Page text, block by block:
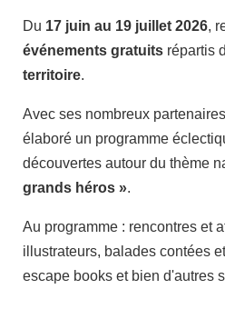
Du 17 juin au 19 juillet 2026,
événements gratuits répartis
territoire.
Avec ses nombreux
élaboré un programme
découvertes autour du thème
grands héros ».
Au programme : rencontres et
illustrateurs, balades contées
escape books et bien d'autres